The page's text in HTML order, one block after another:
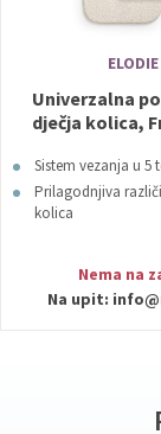
ELODIE
Univerzalna
dječja kolica,
Sistem vezanja u 5
Prilagodnjiva
kolica
Nema na
Na upit: